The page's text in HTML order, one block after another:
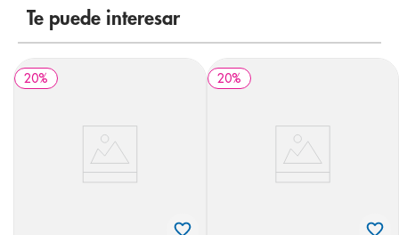
Te puede interesar
20% 20%